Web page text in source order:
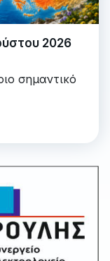
2026
σημαντικό